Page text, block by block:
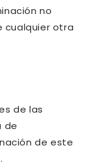
no
cualquier otra
de las
de
de este